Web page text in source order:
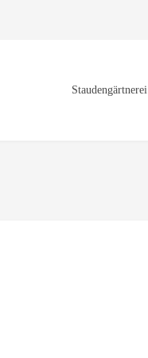
Staudengärtnerei